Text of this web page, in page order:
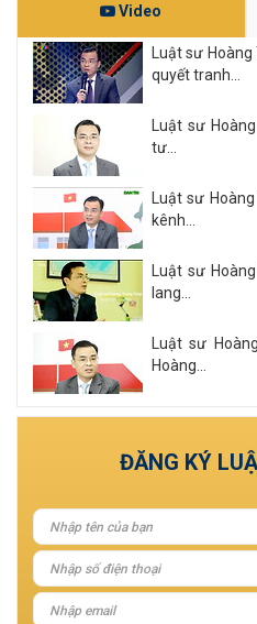
Video
Luật sư
quyết tranh...
Luật sư
tư...
Luật sư
kênh...
Luật sư
lang...
Luật sư
Hoàng...
ĐĂNG KÝ